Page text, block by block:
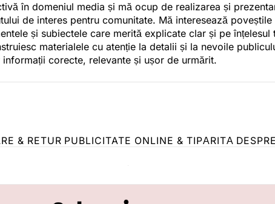
în domeniul media și mă ocup de realizarea și
de interes pentru comunitate. Mă interesează poveștile
și subiectele care merită explicate clar și pe înțelesul
materialele cu atenție la detalii și la nevoile
informații corecte, relevante și ușor de urmărit.
& RETUR PUBLICITATE ONLINE & TIPĂRITĂ